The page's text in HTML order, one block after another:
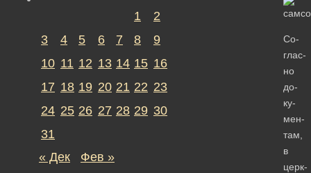
Со­
глас­
но
до­
ку­
мен­
там,
в
церк­
1
2
3
4 5 6 7 8
9
10 11 12 13 14 15 16
17 18 19 20 21 22 23
24 25 26 27 28 29 30
31
« Дек
Фев »